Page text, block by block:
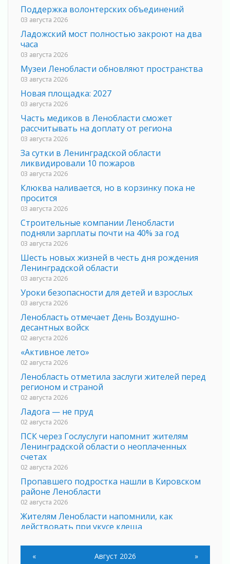
Поддержка волонтерских объединений
03 августа 2026
Ладожский мост полностью закроют на два
часа
03 августа 2026
Музеи Ленобласти обновляют пространства
03 августа 2026
Новая площадка: 2027
03 августа 2026
Часть медиков в Ленобласти сможет
рассчитывать на доплату от региона
03 августа 2026
За сутки в Ленинградской области
ликвидировали 10 пожаров
03 августа 2026
Клюква наливается, но в корзинку пока не
просится
03 августа 2026
Строительные компании Ленобласти
подняли зарплаты почти на 40% за год
03 августа 2026
Шесть новых жизней в честь дня рождения
Ленинградской области
03 августа 2026
Уроки безопасности для детей и взрослых
03 августа 2026
Ленобласть отмечает День Воздушно-
десантных войск
02 августа 2026
«Активное лето»
02 августа 2026
Ленобласть отметила заслуги жителей перед
регионом и страной
02 августа 2026
Ладога — не пруд
02 августа 2026
ПСК через Гослуслуги напомнит жителям
Ленинградской области о неоплаченных
счетах
02 августа 2026
Пропавшего подростка нашли в Кировском
районе Ленобласти
02 августа 2026
Жителям Ленобласти напомнили, как
действовать при укусе клеща
В Ивангороде назвали новых почетных
граждан Ленинградской области
« Август 2026 »